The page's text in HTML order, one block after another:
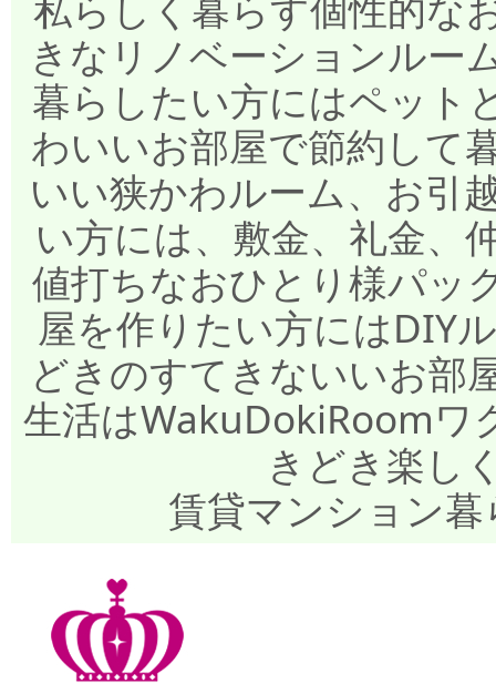
きなリノベーションルー
暮らしたい方にはペット
わいいお部屋で節約して
いい狭かわルーム、お引
い方には、敷金、礼金、
値打ちなおひとり様パッ
屋を作りたい方にはDIY
どきのすてきないいお部
生活はWakuDokiRoomワ
きどき楽し
賃貸マンション